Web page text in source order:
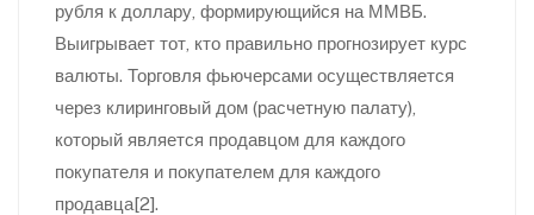
рубля к доллару, формирующийся на ММВБ.
Выигрывает тот, кто правильно прогнозирует курс
валюты. Торговля фьючерсами осуществляется
через клиринговый дом (расчетную палату),
который является продавцом для каждого
покупателя и покупателем для каждого
продавца[2].